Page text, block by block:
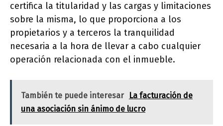
certifica la titularidad y las cargas y limitaciones
sobre la misma, lo que proporciona a los
propietarios y a terceros la tranquilidad
necesaria a la hora de llevar a cabo cualquier
operación relacionada con el inmueble.
También te puede interesar
La facturación de
una asociación sin ánimo de lucro